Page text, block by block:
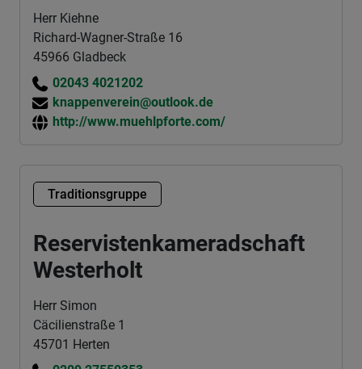
Herr Kiehne
Richard-Wagner-Straße 16
45966 Gladbeck
02043 4021202
knappenverein@outlook.de
http://www.muehlpforte.com/
Traditionsgruppe
Reservistenkameradschaft
Westerholt
Herr Simon
Cäcilienstraße 1
45701 Herten